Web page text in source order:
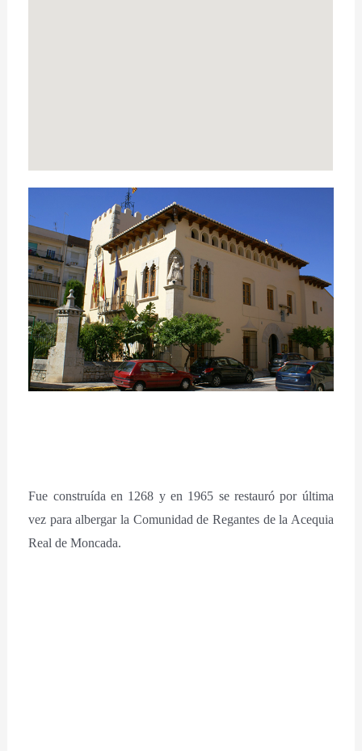
Fue construída en 1268 y en 1965 se restauró por última
vez para albergar la Comunidad de Regantes de la Acequia
Real de Moncada.